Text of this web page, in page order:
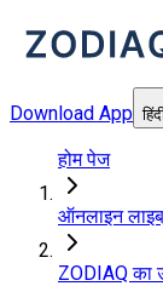
Download App
होम पेज
ऑनलाइन
ZODIAQ का